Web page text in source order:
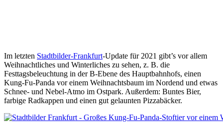
Im letzten Stadtbilder-Frankfurt-Update für 2021 gibt’s vor allem
Weihnachtliches und Winterliches zu sehen, z. B. die
Festtagsbeleuchtung in der B-Ebene des Hauptbahnhofs, einen
Kung-Fu-Panda vor einem Weihnachtsbaum im Nordend und etwas
Schnee- und Nebel-Atmo im Ostpark. Außerdem: Buntes Bier,
farbige Radkappen und einen gut gelaunten Pizzabäcker.